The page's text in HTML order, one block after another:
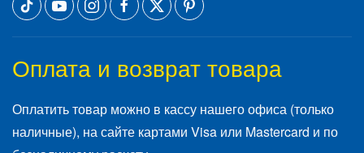
Оплата и возврат товара
Оплатить товар можно в кассу нашего офиса (только
наличные), на сайте картами Visa или Mastercard и по